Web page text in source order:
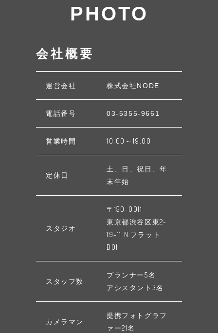
PHOTO
会社概要
運営会社 株式会社NODE
電話番号 03-5355-9661
営業時間 10:00～19:00
定休日
土、日、祝日、年
末年始
スタジオ
〒150-0011
東京都渋谷区東2-
19-11 N.フラット
B01
スタッフ数
プランナー5名
アシスタント3名
カメラマン
提携フォトグラフ
ァー21名